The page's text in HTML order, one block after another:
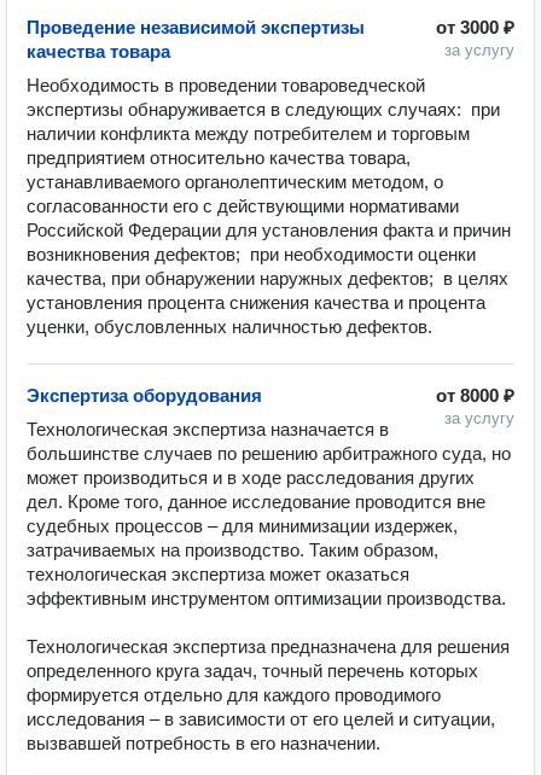
от 3000 ₽
за услугу
Проведение независимой экспертизы
качества товара
Необходимость в проведении товароведческой
экспертизы обнаруживается в следующих случаях:  при
наличии конфликта между потребителем и торговым
предприятием относительно качества товара,
устанавливаемого органолептическим методом, о
согласованности его с действующими нормативами
Российской Федерации для установления факта и причин
возникновения дефектов;  при необходимости оценки
качества, при обнаружении наружных дефектов;  в целях
установления процента снижения качества и процента
уценки, обусловленных наличностью дефектов.
от 8000 ₽
за услугу
Экспертиза оборудования
Технологическая экспертиза назначается в
большинстве случаев по решению арбитражного суда, но
может производиться и в ходе расследования других
дел. Кроме того, данное исследование проводится вне
судебных процессов – для минимизации издержек,
затрачиваемых на производство. Таким образом,
технологическая экспертиза может оказаться
эффективным инструментом оптимизации производства.
Технологическая экспертиза предназначена для решения
определенного круга задач, точный перечень которых
формируется отдельно для каждого проводимого
исследования – в зависимости от его целей и ситуации,
вызвавшей потребность в его назначении.